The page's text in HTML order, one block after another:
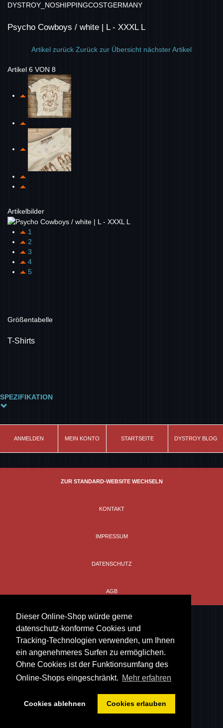
Dieser Online-Shop würde gerne
datenschutz-konforme Cookies und
Tracking-Technologien verwenden, um Ihnen
ein angenehmeres Surfen zu ermöglichen.
Ohne Cookies ist der Funktionsumfang des
Online-Shops eingeschränkt. Mehr erfahren
Cookies ablehnen Cookies erlauben
DYSTROY_NOSHIPPINGCOSTGERMANY
Psycho Cowboys / white | L - XXXL L
Artikel zurück Zurück zur Übersicht nächster Artikel
Artikel 6 VON 8
Artikelbilder
1
2
3
4
5
Größentabelle
T-Shirts
SPEZIFIKATION
off-white
Skull&Bones
ANMELDEN MEIN KONTO STARTSEITE DYSTROY BLOG
ZUR STANDARD-WEBSITE WECHSELN
KONTAKT
IMPRESSUM
DATENSCHUTZ
AGB